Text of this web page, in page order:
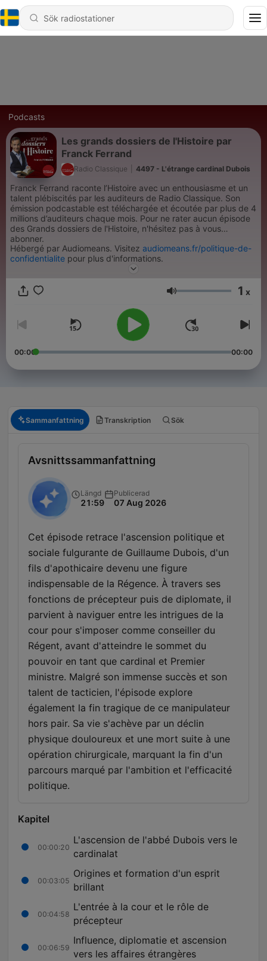
Podcasts
Les grands dossiers de l'Histoire par
Franck Ferrand
Radio Classique 4497 - L'étrange cardinal Dubois
Franck Ferrand raconte l’Histoire avec un enthousiasme et un
talent plébiscités par les auditeurs de Radio Classique. Son
émission podcastable est téléchargée et écoutée par plus de 4
millions d’auditeurs chaque mois. Pour ne rater aucun épisode
des Grands dossiers de l'Histoire, n'hésitez pas à vous
abonner.
Hébergé par Audiomeans. Visitez audiomeans.fr/politique-de-
confidentialite pour plus d'informations.
Volym 1 x
00:00 00:00
Sammanfattning Transkription Sök
Avsnittssammanfattning
Längd
21:59
Publicerad
07 Aug 2026
Cet épisode retrace l'ascension politique et
sociale fulgurante de Guillaume Dubois, d'un
fils d'apothicaire devenu une figure
indispensable de la Régence. À travers ses
fonctions de précepteur puis de diplomate, il
parvient à naviguer entre les intrigues de la
cour pour s'imposer comme conseiller du
Régent, avant d'atteindre le sommet du
pouvoir en tant que cardinal et Premier
ministre. Malgré son immense succès et son
talent de tacticien, l'épisode explore
également la fin tragique de ce manipulateur
hors pair. Sa vie s'achève par un déclin
physique douloureux et une mort suite à une
opération chirurgicale, marquant la fin d'un
parcours marqué par l'ambition et l'efficacité
politique.
Kapitel
00:00:20
L'ascension de l'abbé Dubois vers le
cardinalat
00:03:05
Origines et formation d'un esprit
brillant
00:04:58
L'entrée à la cour et le rôle de
précepteur
00:06:59
Influence, diplomatie et ascension
vers les affaires étrangères